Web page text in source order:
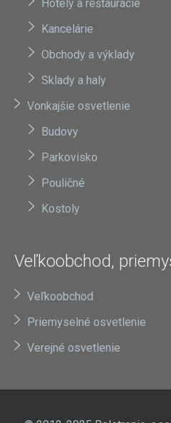
Hotely a reštaurácie
Kancelárie
Obchody a výklady
Sklady a haly
Vonkajšie osvetlenie
Budovy
Parkovisko
Pouličné
Kostoly
Veľkoobchod,
Veľkoobchod
Priemyselné osvetlenie
Verejné osvetlenie